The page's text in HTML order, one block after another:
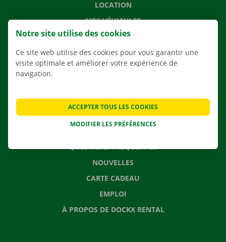
LOCATION
NOS VÉHICULES
NOS SERVICES
AGENCES
APPLI
QUESTIONS FRÉQUENTES
NOUVELLES
CARTE CADEAU
EMPLOI
À PROPOS DE DOCKX RENTAL
Notre site utilise des cookies
Ce site web utilise des cookies pour vous garantir une
visite optimale et améliorer votre expérience de
navigation.
MODIFIER LES PRÉFÉRENCES
ACCEPTER TOUS LES COOKIES